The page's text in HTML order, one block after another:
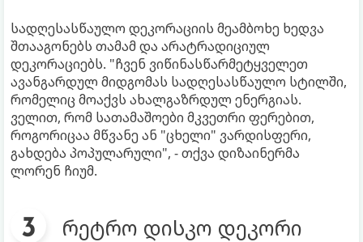
სადღესასწაულო დეკორაციის მეამბოხე ხედვა
შთააგონებს თამამ და არატრადიციულ
დეკორაციებს. "ჩვენ ვიწინასწარმეტყველეთ
ავანგარდულ მიდგომას სადღესასწაულო სტილში,
რომელიც მოაქვს ახალგაზრდულ ენერგიას.
ველით, რომ სათამაშოები მკვეთრი ფერებით,
როგორიცაა მწვანე ან "ცხელი" ვარდისფერი,
გახდება პოპულარული", - თქვა დიზაინერმა
ლორენ ჩიუმ.
რეტრო დისკო დეკორი